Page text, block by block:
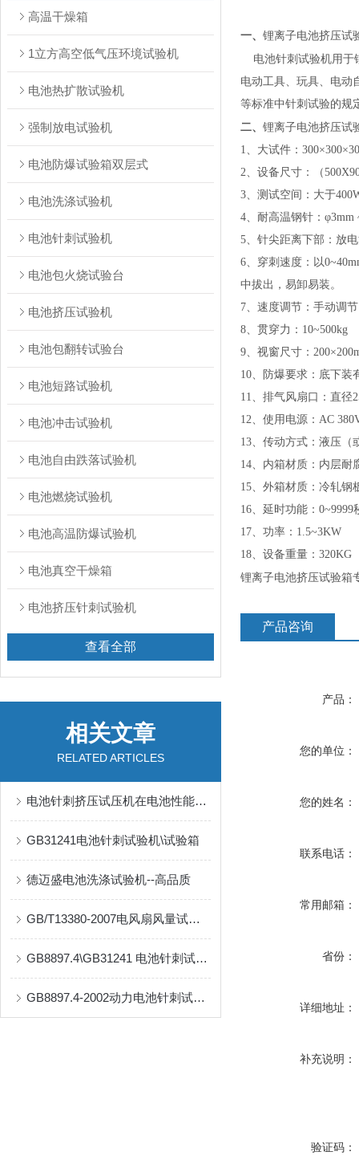
高温干燥箱
1立方高空低气压环境试验机
电池热扩散试验机
强制放电试验机
电池防爆试验箱双层式
电池洗涤试验机
电池针刺试验机
电池包火烧试验台
电池挤压试验机
电池包翻转试验台
电池短路试验机
电池冲击试验机
电池自由跌落试验机
电池燃烧试验机
电池高温防爆试验机
电池真空干燥箱
电池挤压针刺试验机
查看全部
相关文章
RELATED ARTICLES
电池针刺挤压试压机在电池性能测试中的应用
GB31241电池针刺试验机\试验箱
德迈盛电池洗涤试验机--高品质
GB/T13380-2007电风扇风量试验室
GB8897.4\GB31241 电池针刺试验机
GB8897.4-2002动力电池针刺试验机
一、 锂离子电池挤压试
电池针刺 试验机用于
电动工具、玩具、电动
等标准中针刺试验的规
二、 锂离子电池挤压试
1、大试件：
2、设备尺寸：（
3、测试空间：大于
4、耐高温钢针：φ3mm
5、针尖距离下部：放
6、穿刺速度：以
中拔出，易卸易装。
7、速度调节：手动调
8、贯穿力：10~500kg
9、视窗尺寸：
10、防爆要求：底下装
11、排气风扇口：直径
12、使用电源：AC
13、传动方式：液压（
14、内箱材质：内层耐
15、外箱材质：冷轧钢
16、延时功能：0~9999
17、功率：1.5~3KW
18、设备重量：320KG
锂离子电池挤压试验箱
产品咨询
产品：
您的单位：
您的姓名：
联系电话：
常用邮箱：
省份：
详细地址：
补充说明：
验证码：